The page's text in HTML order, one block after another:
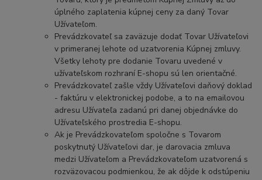
úplného zaplatenia kúpnej ceny za daný Tovar
Užívateľom.
Prevádzkovateľ sa zaväzuje dodať Tovar Užívateľovi
v primeranej lehote od uzatvorenia Kúpnej zmluvy.
Všetky lehoty pre dodanie Tovaru uvedené v
užívateľskom rozhraní E-shopu sú len orientačné.
Prevádzkovateľ zašle vždy Užívateľovi daňový doklad
- faktúru v elektronickej podobe, a to na emailovou
adresu Užívateľa zadanú pri danej objednávke do
Užívateľského prostredia E-shopu.
Ak je Prevádzkovateľom spoločne s Tovarom
poskytnutý Užívateľovi dar, je darovacia zmluva
medzi Užívateľom a Prevádzkovateľom uzatvorená s
rozväzovacou podmienkou, že ak dôjde k odstúpeniu